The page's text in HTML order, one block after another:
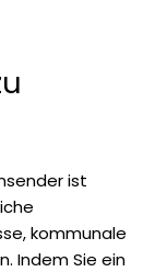
ist
kommunale
Indem Sie ein